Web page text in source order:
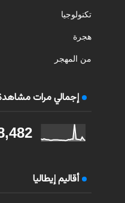
تكنولوجيا
هجرة
من المهجر
إجمالي مرات
أقاليم إيطاليا